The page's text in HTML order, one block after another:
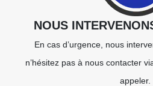
NOUS
En cas d’urgence, nous
n’hésitez pas à nous contacter
appeler.